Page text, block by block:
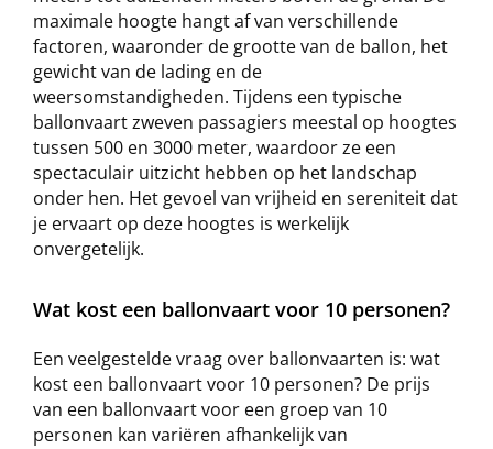
maximale hoogte hangt af van verschillende
factoren, waaronder de grootte van de ballon, het
gewicht van de lading en de
weersomstandigheden. Tijdens een typische
ballonvaart zweven passagiers meestal op hoogtes
tussen 500 en 3000 meter, waardoor ze een
spectaculair uitzicht hebben op het landschap
onder hen. Het gevoel van vrijheid en sereniteit dat
je ervaart op deze hoogtes is werkelijk
onvergetelijk.
Wat kost een ballonvaart voor 10 personen?
Een veelgestelde vraag over ballonvaarten is: wat
kost een ballonvaart voor 10 personen? De prijs
van een ballonvaart voor een groep van 10
personen kan variëren afhankelijk van